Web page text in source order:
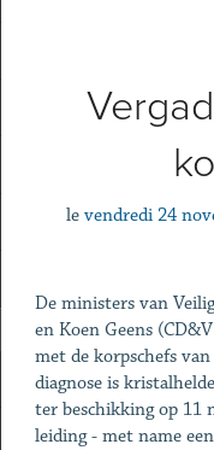
le vendredi 24
De ministers van
en Koen Geens
met de korpschefs
diagnose is
ter beschikking op 11
leiding - met name